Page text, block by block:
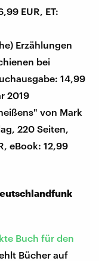
EUR, ET:
Erzählungen
bei
14,99
2019
von Mark
220 Seiten,
eBook: 12,99
Buch für den
Bücher auf